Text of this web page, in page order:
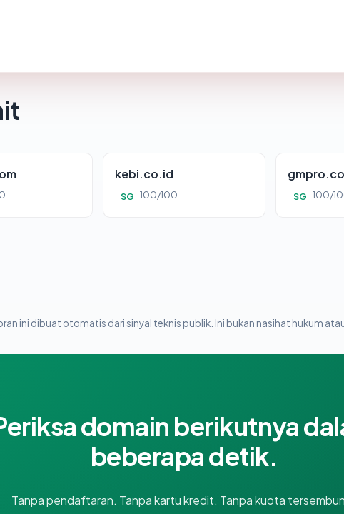
kebi.co.id
SG 100/100 SG 100/
ini dibuat otomatis dari sinyal teknis publik. Ini bukan nasihat hukum
domain berikutnya
beberapa detik.
Tanpa pendaftaran. Tanpa kartu kredit. Tanpa kuota